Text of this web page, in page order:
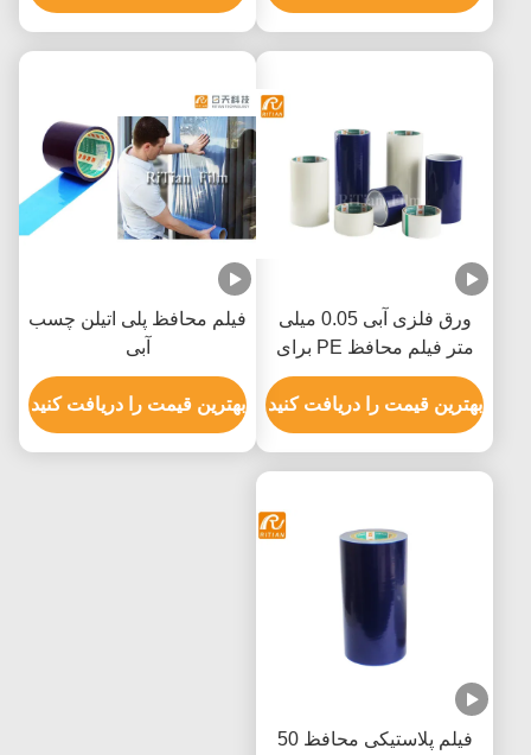
ورق فلزی آبی 0.05 میلی
متر فیلم محافظ PE برای
پانل کامپوزیت آلومینیوم
بهترین قیمت را دریافت کنید
فیلم محافظ پلی اتیلن چسب
آبی
بهترین قیمت را دریافت کنید
فیلم پلاستیکی محافظ 50